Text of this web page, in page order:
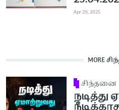
Apr 29, 2025
MORE
சிந்தனை
நடித்து